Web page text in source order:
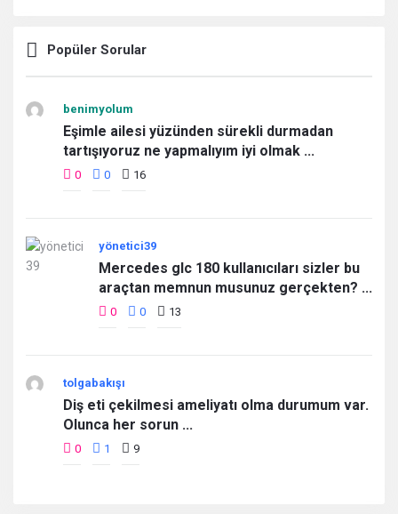
Popüler Sorular
benimyolum
Eşimle ailesi yüzünden sürekli durmadan
tartışıyoruz ne yapmalıyım iyi olmak ...
0 0 16
yönetici39
Mercedes glc 180 kullanıcıları sizler bu
araçtan memnun musunuz gerçekten? ...
0 0 13
tolgabakışı
Diş eti çekilmesi ameliyatı olma durumum var.
Olunca her sorun ...
0 1 9